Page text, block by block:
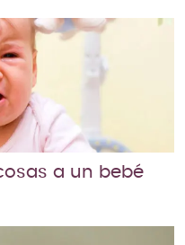
a un bebé